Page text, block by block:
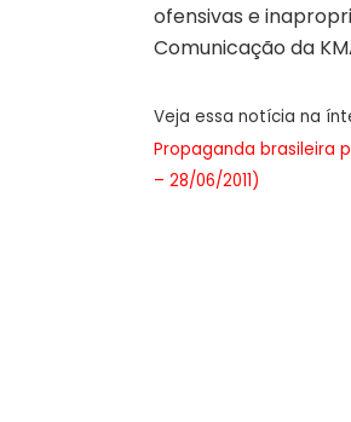
ofensivas e
Comunicação da
Veja essa notícia na
Propaganda brasileira
– 28/06/2011)